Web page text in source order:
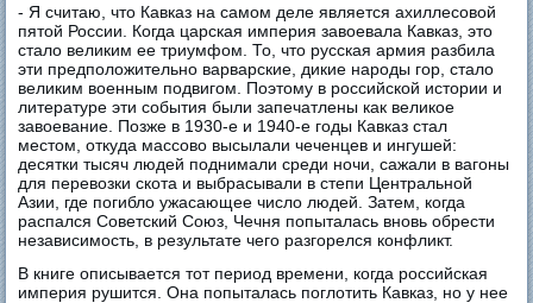
- Я считаю, что Кавказ на самом деле является ахиллесовой
пятой России. Когда царская империя завоевала Кавказ, это
стало великим ее триумфом. То, что русская армия разбила
эти предположительно варварские, дикие народы гор, стало
великим военным подвигом. Поэтому в российской истории и
литературе эти события были запечатлены как великое
завоевание. Позже в 1930-е и 1940-е годы Кавказ стал
местом, откуда массово высылали чеченцев и ингушей:
десятки тысяч людей поднимали среди ночи, сажали в вагоны
для перевозки скота и выбрасывали в степи Центральной
Азии, где погибло ужасающее число людей. Затем, когда
распался Советский Союз, Чечня попыталась вновь обрести
независимость, в результате чего разгорелся конфликт.
В книге описывается тот период времени, когда российская
империя рушится. Она попыталась поглотить Кавказ, но у нее